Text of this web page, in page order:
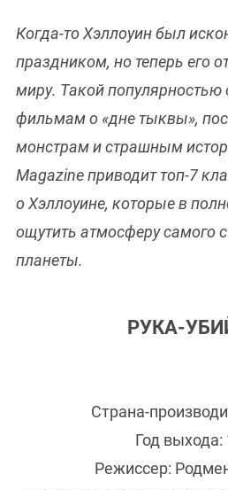
Когда-то Хэллоуин был
праздником, но теперь его
миру. Такой популярностью
фильмам о «дне тыквы»,
монстрам и страшным
Magazine приводит топ-7
о Хэллоуине, которые в
ощутить атмосферу самого
планеты.
РУКА-
Страна-
Год выхода:
Режиссер: